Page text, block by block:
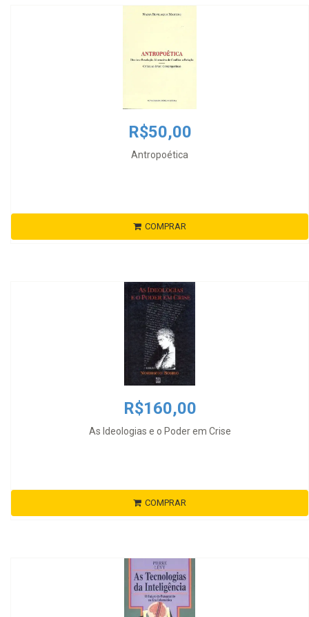
R$50,00
Antropoética
COMPRAR
R$160,00
As Ideologias e o Poder em Crise
COMPRAR